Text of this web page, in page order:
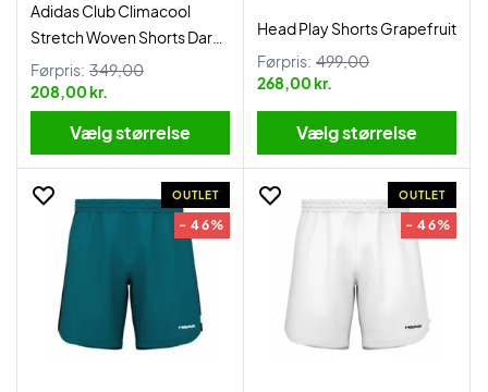
Adidas Club Climacool
Stretch Woven Shorts Dark
Blue
Førpris: 349,00
208,00 kr.
Vælg størrelse
Head Play Shorts Grapefruit
Førpris: 499,00
268,00 kr.
Vælg størrelse
OUTLET
- 46%
OUTLET
- 46%